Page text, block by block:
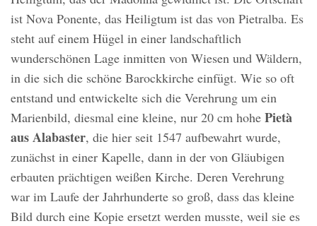
ist Nova Ponente, das Heiligtum ist das von Pietralba. Es
steht auf einem Hügel in einer landschaftlich
wunderschönen Lage inmitten von Wiesen und Wäldern,
in die sich die schöne Barockkirche einfügt. Wie so oft
entstand und entwickelte sich die Verehrung um ein
Marienbild, diesmal eine kleine, nur 20 cm hohe Pietà
aus Alabaster, die hier seit 1547 aufbewahrt wurde,
zunächst in einer Kapelle, dann in der von Gläubigen
erbauten prächtigen weißen Kirche. Deren Verehrung
war im Laufe der Jahrhunderte so groß, dass das kleine
Bild durch eine Kopie ersetzt werden musste, weil sie es